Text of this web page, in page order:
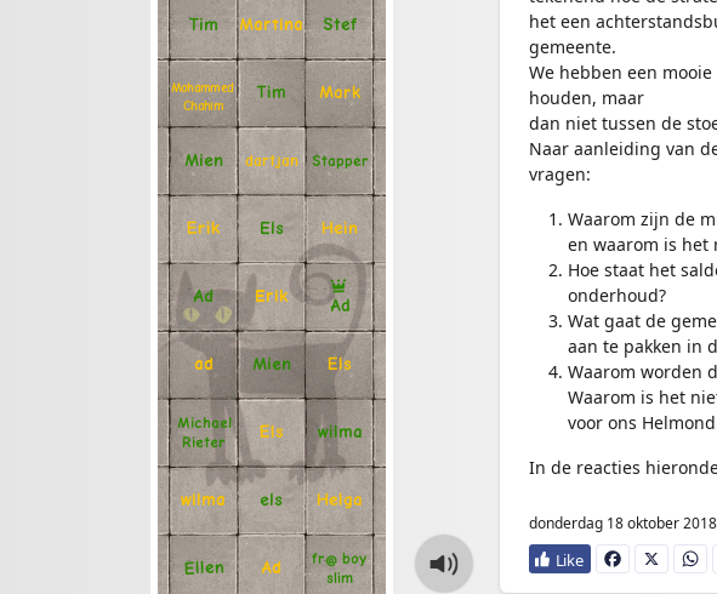
Tim Martina Stef
Mohammed
Chahim
Tim Mark
Mien dartjan Stapper
Erik Els Hein
Ad Erik
Ad
ad Mien Els
Michael
Rieter
Els wilma
wilma els Helga
Ellen Ad fr@ boy
slim
het een
gemeente.
We hebben een
houden, maar
dan niet tussen de
Naar aanleiding van
vragen:
Waarom zijn de
en waarom is het
Hoe staat het
onderhoud?
Wat gaat de
aan te pakken in
Waarom worden
Waarom is het
voor ons
In de reacties
donderdag 18 oktober 2018
Fa
ce
X
W
ha